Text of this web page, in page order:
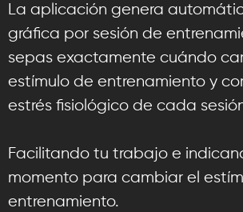
La aplicación genera
gráfica por sesión de
sepas exactamente cuándo
estímulo de entrenamiento y
estrés fisiológico de cada
Facilitando tu trabajo e
momento para cambiar el
entrenamiento.